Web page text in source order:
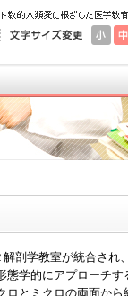
剖学教室が統合され
学的にアプローチす
ロとミクロの両面から